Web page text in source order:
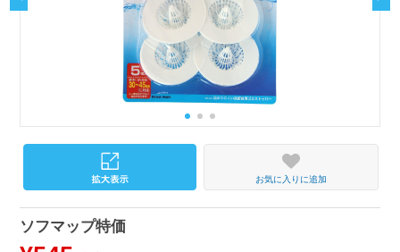
お気に入りに追加
ソフマップ特価